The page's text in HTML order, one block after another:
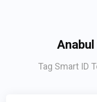
Tag Smart ID